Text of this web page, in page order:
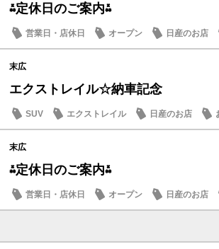
⁂定休日のご案内⁂
営業日・店休日 オープン 日産のお店
末広
エクストレイル☆納車記念
SUV エクストレイル 日産のお店
末広
⁂定休日のご案内⁂
営業日・店休日 オープン 日産のお店